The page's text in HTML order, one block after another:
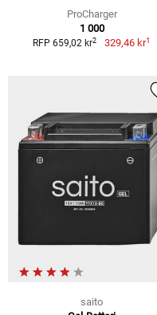
ProCharger
1 000
RFP 659,02 kr2 329,46 kr1
saito